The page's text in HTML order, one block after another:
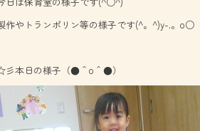
o
ok
作やトランポリン等の様子です(^。^)y-.。o○
本日の様子（●＾o＾●）